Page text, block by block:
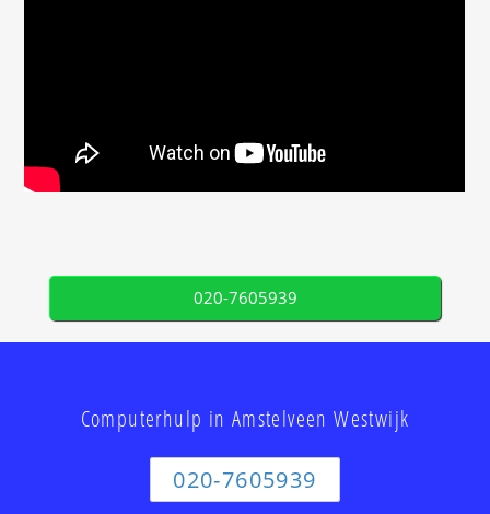
020-7605939
Computerhulp in Amstelveen Westwijk
020-7605939